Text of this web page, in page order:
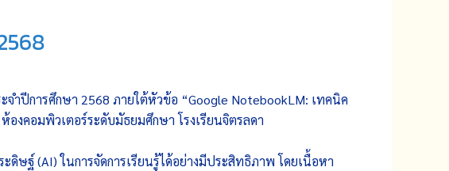
จำปีการศึกษา 2568 ภายใต้หัวข้อ “Google NotebookLM: เทคนิค
งคอมพิวเตอร์ระดับมัธยมศึกษา โรงเรียนจิตรลดา
ฐ์ (AI) ในการจัดการเรียนรู้ได้อย่างมีประสิทธิภาพ โดยเนื้อหา